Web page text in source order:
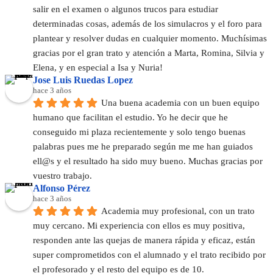
salir en el examen o algunos trucos para estudiar
determinadas cosas, además de los simulacros y el foro para
plantear y resolver dudas en cualquier momento. Muchísimas
gracias por el gran trato y atención a Marta, Romina, Silvia y
Elena, y en especial a Isa y Nuria!
Jose Luis Ruedas Lopez
hace 3 años
Una buena academia con un buen equipo
humano que facilitan el estudio. Yo he decir que he
conseguido mi plaza recientemente y solo tengo buenas
palabras pues me he preparado según me me han guiados
ell@s y el resultado ha sido muy bueno. Muchas gracias por
vuestro trabajo.
Alfonso Pérez
hace 3 años
Academia muy profesional, con un trato
muy cercano. Mi experiencia con ellos es muy positiva,
responden ante las quejas de manera rápida y eficaz, están
super comprometidos con el alumnado y el trato recibido por
el profesorado y el resto del equipo es de 10.